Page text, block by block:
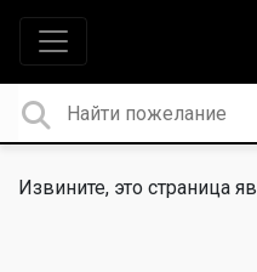
Извините, это страница